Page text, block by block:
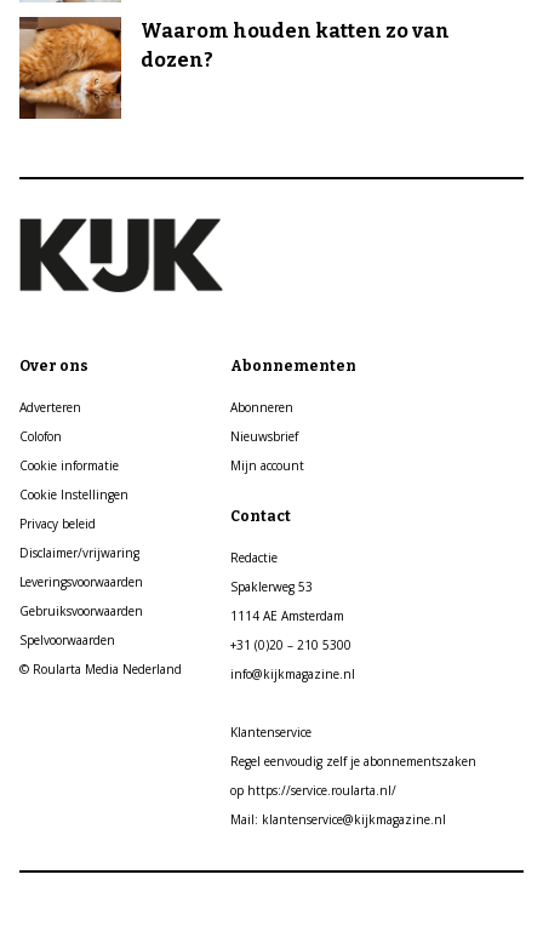
Waarom houden katten zo van
dozen?
Over ons
Adverteren
Colofon
Cookie informatie
Cookie Instellingen
Privacy beleid
Disclaimer/vrijwaring
Leveringsvoorwaarden
Gebruiksvoorwaarden
Spelvoorwaarden
© Roularta Media Nederland
Abonnementen
Abonneren
Nieuwsbrief
Mijn account
Contact
Redactie
Spaklerweg 53
1114 AE Amsterdam
+31 (0)20 – 210 5300
info@kijkmagazine.nl
Klantenservice
Regel eenvoudig zelf je abonnementszaken
op https://service.roularta.nl/
Mail: klantenservice@kijkmagazine.nl